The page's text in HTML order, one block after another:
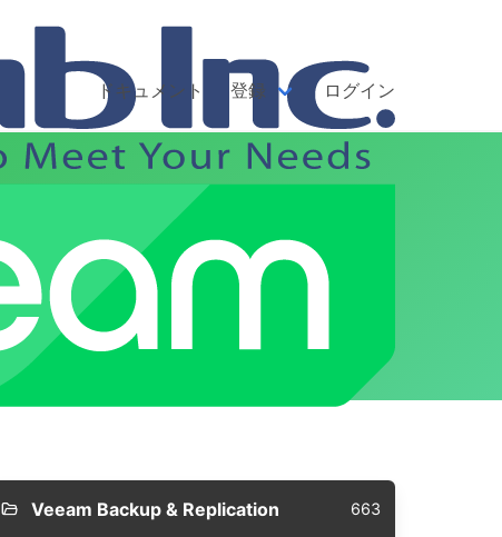
ドキュメント 登録 ログイン
Veeam Backup & Replication 663